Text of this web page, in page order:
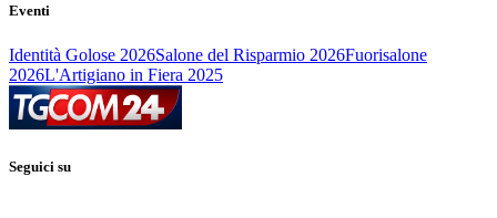
Eventi
Identità Golose 2026Salone del Risparmio 2026Fuorisalone
2026L'Artigiano in Fiera 2025
Seguici su